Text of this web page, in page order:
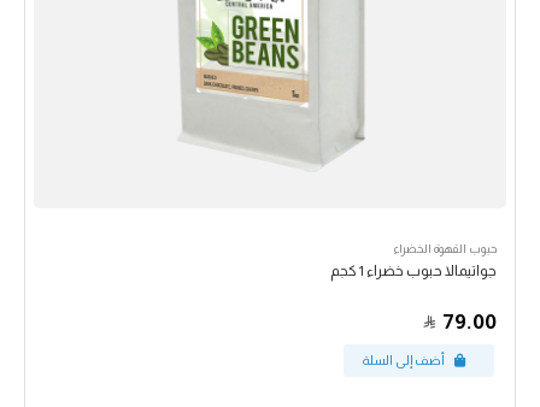
حبوب القهوة الخضراء
جواتيمالا حبوب خضراء 1 كجم
79.00